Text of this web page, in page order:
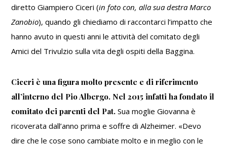
Una
presenza
fondamentale»
diretto Giampiero Ciceri (in foto con, alla sua destra Marco
Zanobio), quando gli chiediamo di raccontarci l’impatto che
hanno avuto in questi anni le attività del comitato degli
Amici del Trivulzio sulla vita degli ospiti della Baggina.
Ciceri è una figura molto presente e di riferimento
all’interno del Pio Albergo. Nel 2015 infatti ha fondato il
comitato dei parenti del Pat. Sua moglie Giovanna è
ricoverata dall’anno prima e soffre di Alzheimer. «Devo
dire che le cose sono cambiate molto e in meglio con le